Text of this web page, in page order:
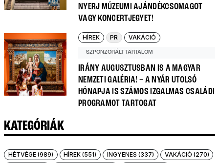
NYERJ MÚZEUMI AJÁNDÉKCSOMAGOT
VAGY KONCERTJEGYET!
HÍREK PR VAKÁCIÓ
SZPONZORÁLT TARTALOM
IRÁNY AUGUSZTUSBAN IS A MAGYAR
NEMZETI GALÉRIA! – A NYÁR UTOLSÓ
HÓNAPJA IS SZÁMOS IZGALMAS CSALÁDI
PROGRAMOT TARTOGAT
KATEGÓRIÁK
HÉTVÉGE (989) HÍREK (551) INGYENES (337)
VAKÁCIÓ (270)